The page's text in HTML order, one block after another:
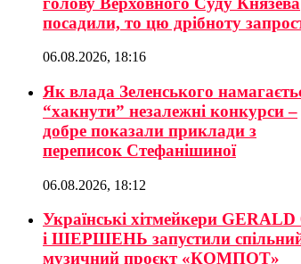
посадили, то цю дрібноту
06.08.2026, 18:16
Як влада Зеленського
“хакнути” незалежні конкурси –
добре показали приклади з
переписок Стефанішиної
06.08.2026, 18:12
Українські хітмейкери GERALD
і ШЕРШЕНЬ запустили
музичний проєкт «КОМПОТ»